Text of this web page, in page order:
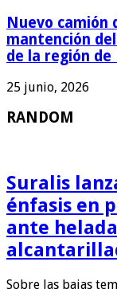
Nuevo
mantención
de la región de
25 junio, 2026
RANDOM
Suralis
énfasis en
ante
Sobre las bajas